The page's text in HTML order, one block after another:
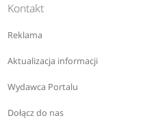
Kontakt
Reklama
Aktualizacja informacji
Wydawca Portalu
Dołącz do nas